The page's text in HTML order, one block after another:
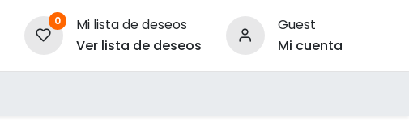
0
Mi lista de deseos
Ver lista de deseos
Guest
Mi cuenta